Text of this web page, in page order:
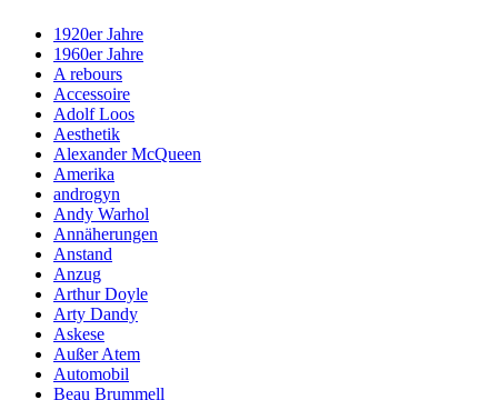
1920er Jahre
1960er Jahre
A rebours
Accessoire
Adolf Loos
Aesthetik
Alexander McQueen
Amerika
androgyn
Andy Warhol
Annäherungen
Anstand
Anzug
Arthur Doyle
Arty Dandy
Askese
Außer Atem
Automobil
Beau Brummell